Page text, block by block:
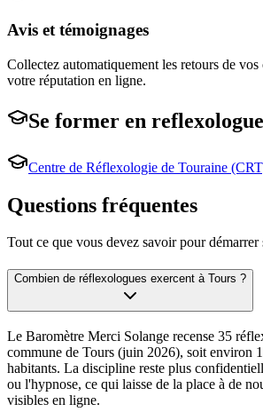
Avis et témoignages
Collectez automatiquement les retours de
votre réputation en ligne.
Se former en reflexologue
Centre de Réflexologie de Touraine
Questions fréquentes
Tout ce que vous devez savoir pour démarrer
Combien de réflexologues exercent à Tours ?
Le Baromètre Merci Solange recense 35
commune de Tours (juin 2026), soit environ
habitants. La discipline reste plus
ou l'hypnose, ce qui laisse de la place à de
visibles en ligne.